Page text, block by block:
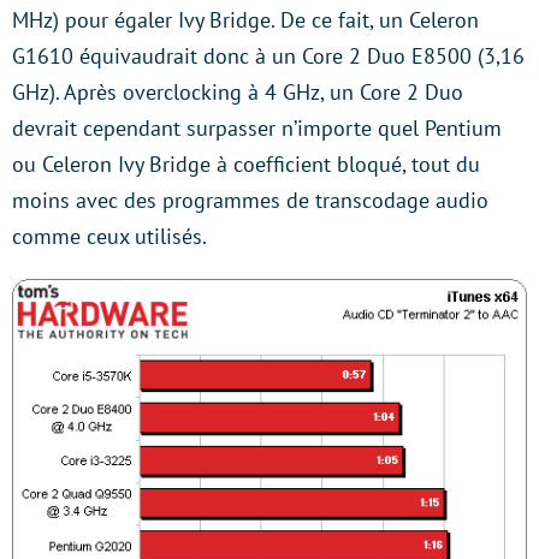
MHz) pour égaler Ivy Bridge. De ce fait, un Celeron
G1610 équivaudrait donc à un Core 2 Duo E8500 (3,16
GHz). Après overclocking à 4 GHz, un Core 2 Duo
devrait cependant surpasser n’importe quel Pentium
ou Celeron Ivy Bridge à coefficient bloqué, tout du
moins avec des programmes de transcodage audio
comme ceux utilisés.